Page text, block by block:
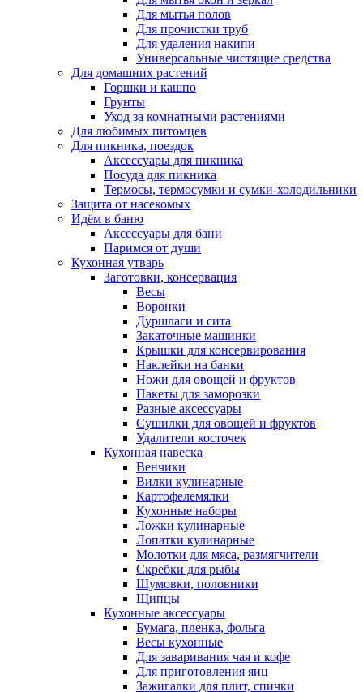
Для мытья полов
Для прочистки труб
Для удаления накипи
Универсальные чистящие средства
Для домашних растений
Горшки и кашпо
Грунты
Уход за комнатными растениями
Для любимых питомцев
Для пикника, поездок
Аксессуары для пикника
Посуда для пикника
Термосы, термосумки и сумки-холодильники
Защита от насекомых
Идём в баню
Аксессуары для бани
Паримся от души
Кухонная утварь
Заготовки, консервация
Весы
Воронки
Дуршлаги и сита
Закаточные машинки
Крышки для консервирования
Наклейки на банки
Ножи для овощей и фруктов
Пакеты для заморозки
Разные аксессуары
Сушилки для овощей и фруктов
Удалители косточек
Кухонная навеска
Венчики
Вилки кулинарные
Картофелемялки
Кухонные наборы
Ложки кулинарные
Лопатки кулинарные
Молотки для мяса, размягчители
Скребки для рыбы
Шумовки, половники
Щипцы
Кухонные аксессуары
Бумага, пленка, фольга
Весы кухонные
Для заваривания чая и кофе
Для приготовления яиц
Зажигалки для плит, спички